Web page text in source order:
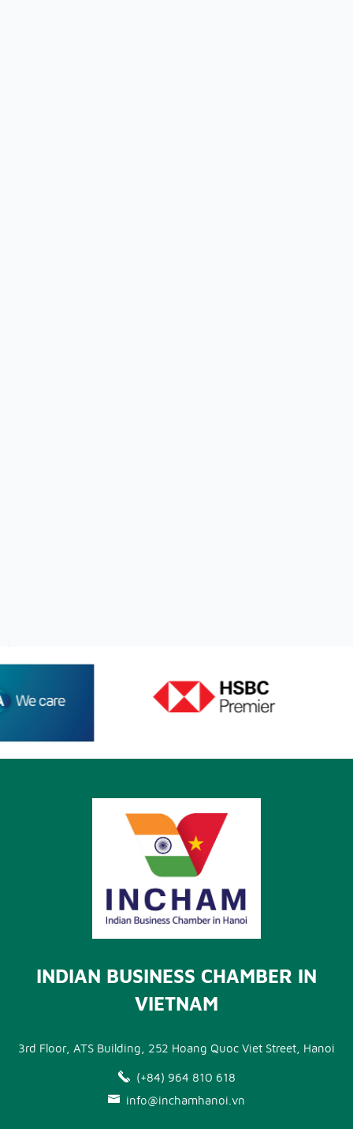
INDIAN BUSINESS CHAMBER IN
VIETNAM
3rd Floor, ATS Building, 252 Hoang Quoc Viet Street, Hanoi
(+84) 964 810 618
info@inchamhanoi.vn